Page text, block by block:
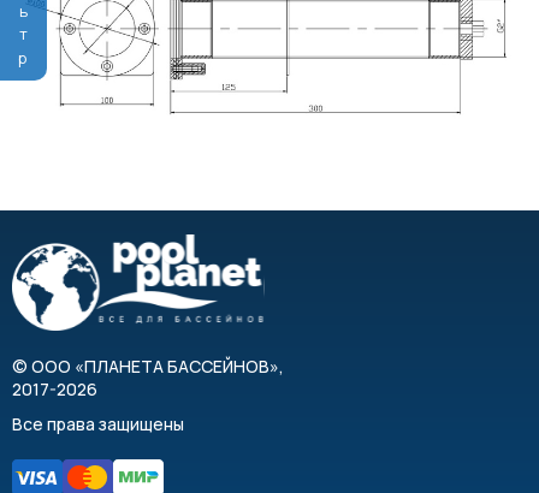
© ООО «ПЛАНЕТА БАССЕЙНОВ»,
2017-2026
Все права защищены